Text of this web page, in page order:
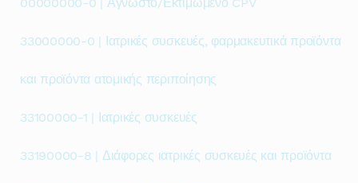
33000000-0 | Ιατρικές συσκευές, φαρμακευτικά προϊόντα
και προϊόντα ατομικής περιποίησης
33100000-1 | Ιατρικές συσκευές
33190000-8 | Διάφορες ιατρικές συσκευές και προϊόντα